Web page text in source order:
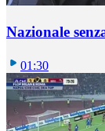
Nazionale
01:30